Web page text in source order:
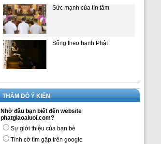
Sức mạnh của tín tâm
Sống theo hạnh Phật
THĂM DÒ Ý KIẾN
Nhờ đâu bạn biết đến website
phatgiaoaluoi.com?
Sự giới thiệu của bạn bè
Tình cờ tìm gặp trên google